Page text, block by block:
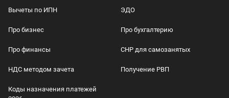
Вычеты по ИПН ЭДО
Про бизнес Про бухгалтерию
Про финансы СНР для самозанятых
НДС методом зачета Получение РВП
Коды назначения платежей